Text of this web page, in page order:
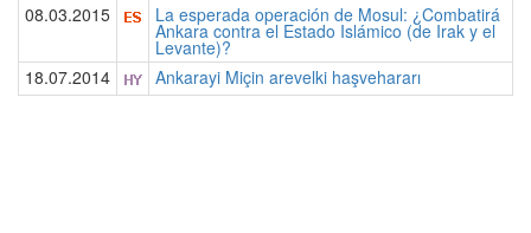
08.03.2015
La esperada operación de Mosul: ¿Combatirá
Ankara contra el Estado Islámico (de Irak y el
Levante)?
18.07.2014
Ankarayi Miçin arevelki haşvehararı